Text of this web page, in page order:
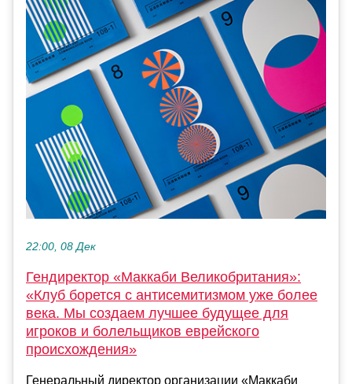
22:00, 08 Дек
Гендиректор «Маккаби Великобритания»:
«Клуб борется с антисемитизмом уже более
века. Мы создаем лучшее будущее для
игроков и болельщиков еврейского
происхождения»
Генеральный директор организации «Маккаби